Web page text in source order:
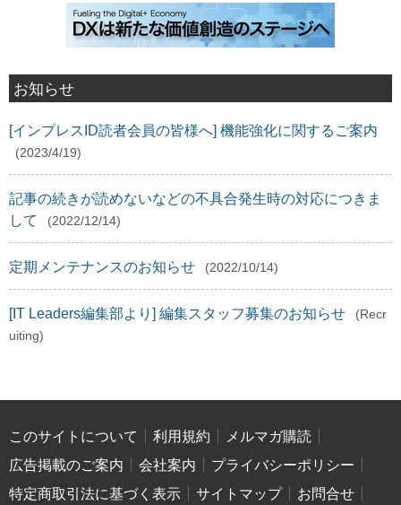
お知らせ
[インプレスID読者会員の皆様へ] 機能強化に関するご案内
(2023/4/19)
記事の続きが読めないなどの不具合発生時の対応につきま
して
(2022/12/14)
定期メンテナンスのお知らせ (2022/10/14)
[IT Leaders編集部より] 編集スタッフ募集のお知らせ
(Recr
uiting)
このサイトについて 利用規約
メルマガ購読
広告掲載のご案内
会社案内
プライバシーポリシー
特定商取引法に基づく表示
サイトマップ
お問合せ